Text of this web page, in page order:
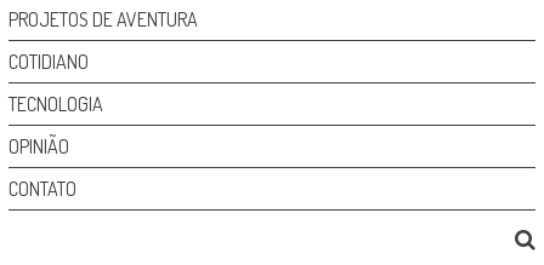
PROJETOS DE AVENTURA
COTIDIANO
TECNOLOGIA
OPINIÃO
CONTATO